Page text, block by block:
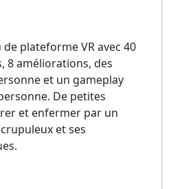
plateforme VR avec 40
8 améliorations, des
et un gameplay
De petites
et enfermer par un
et ses